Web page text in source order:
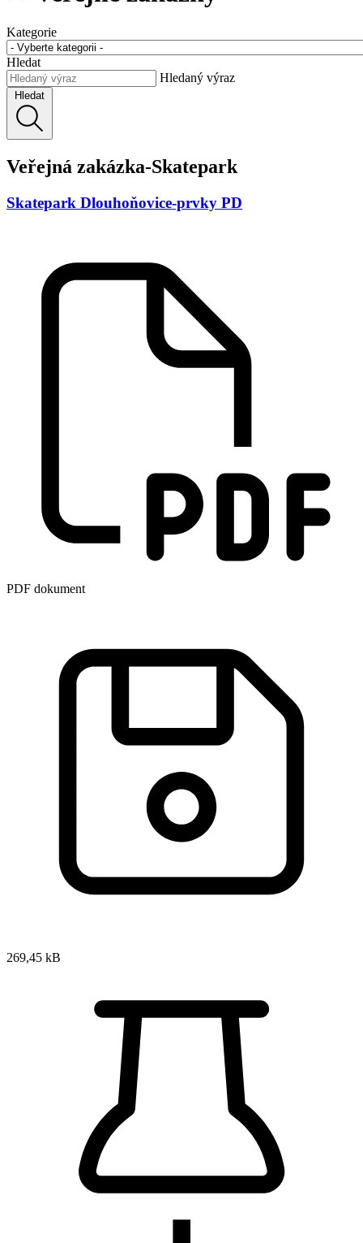
Kategorie
Hledat
Hledaný výraz
Hledat
Veřejná zakázka-Skatepark
Skatepark Dlouhoňovice-prvky PD
PDF dokument
269,45 kB